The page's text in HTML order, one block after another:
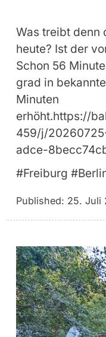
Was treibt denn
heute? Ist der
Schon 56
grad in
Minuten
erhöht.https://
459/j/
adce-
#Freiburg
Published: 25. Juli